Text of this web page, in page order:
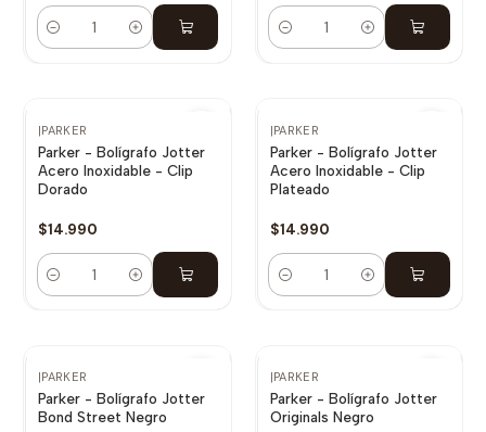
Cantidad Cantidad
|PARKER
Parker - Bolígrafo Jotter
Acero Inoxidable - Clip
Dorado
$14.990
Cantidad
|PARKER
Parker - Bolígrafo Jotter
Acero Inoxidable - Clip
Plateado
$14.990
Cantidad
|PARKER
Parker - Bolígrafo Jotter
Bond Street Negro
|PARKER
Parker - Bolígrafo Jotter
Originals Negro